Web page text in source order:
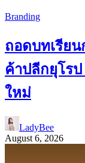
Branding
ถอดบทเรียน
ค้าปลีกยุโรป
ใหม่
LadyBee
August 6, 2026